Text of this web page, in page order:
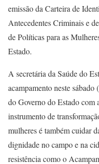
emissão da Carteira de
Antecedentes Criminais e
de Políticas para as
Estado.
A secretária da Saúde do
acampamento neste
do Governo do Estado com
instrumento de
mulheres é também cuidar
dignidade no campo e na
resistência como o